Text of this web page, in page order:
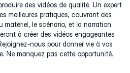
des vidéos de qualité. Un expert
meilleures pratiques, couvrant des
matériel, le scénario, et la narration.
à créer des vidéos engageantes
nous pour donner vie à vos
Ne manquez pas cette opportunité.